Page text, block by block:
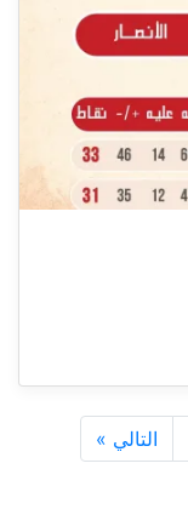
التالي »